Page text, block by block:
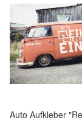
Auto Aufkleber